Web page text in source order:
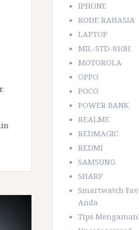
IPHONE
KODE RAHASIA
LAPTOP
MIL-STD-810H
MOTOROLA
OPPO
POCO
POWER BANK
REALME
REDMAGIC
REDMI
SAMSUNG
SHARP
Smartwatch
Anda
Tips